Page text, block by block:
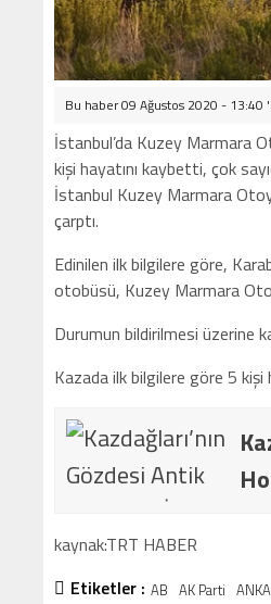
Bu haber 09 Ağustos 2020 - 13:40
İstanbul’da Kuzey Marmara
kişi hayatını kaybetti, çok
İstanbul Kuzey Marmara
çarptı.
Edinilen ilk bilgilere göre,
otobüsü, Kuzey Marmara
Durumun bildirilmesi üzerine
Kazada ilk bilgilere göre 5 kişi
kaynak:TRT HABER
Etiketler : AB AK Parti